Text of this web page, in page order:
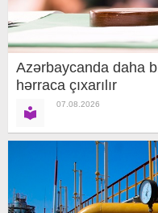
Azərbaycanda daha
hərraca çıxarılır
07.08.2026